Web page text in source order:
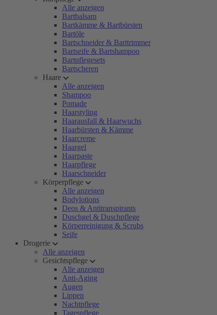
Alle anzeigen
Bartbalsam
Bartkämme & Bartbürsten
Bartöle
Bartschneider & Barttrimmer
Bartseife & Bartshampoo
Bartpflegesets
Bartscheren
Haare
Alle anzeigen
Shampoo
Pomade
Haarstyling
Haarausfall & Haarwuchs
Haarbürsten & Kämme
Haarcreme
Haargel
Haarpaste
Haarpflege
Haarschneider
Körperpflege
Alle anzeigen
Bodylotions
Deos & Antitranspirants
Duschgel & Duschpflege
Körperreinigung & Scrubs
Seife
Drogerie
Alle anzeigen
Gesichtspflege
Alle anzeigen
Anti-Aging
Augen
Lippen
Nachtpflege
Tagespflege